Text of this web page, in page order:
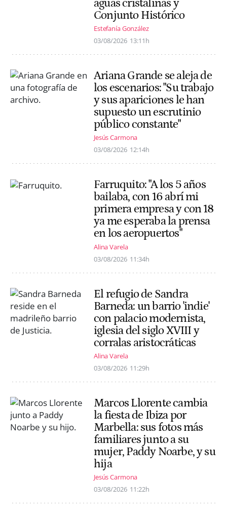
aguas cristalinas y
Conjunto Histórico
Estefanía González
03/08/2026 13:11h
Ariana Grande se aleja de
los escenarios: "Su trabajo
y sus apariciones le han
supuesto un escrutinio
público constante"
Jesús Carmona
03/08/2026 12:14h
Farruquito: "A los 5 años
bailaba, con 16 abrí mi
primera empresa y con 18
ya me esperaba la prensa
en los aeropuertos"
Alina Varela
03/08/2026 11:34h
El refugio de Sandra
Barneda: un barrio 'indie'
con palacio modernista,
iglesia del siglo XVIII y
corralas aristocráticas
Alina Varela
03/08/2026 11:29h
Marcos Llorente cambia
la fiesta de Ibiza por
Marbella: sus fotos más
familiares junto a su
mujer, Paddy Noarbe, y su
hija
Jesús Carmona
03/08/2026 11:22h